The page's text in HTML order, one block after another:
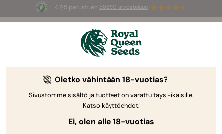
4.7/5 perustuen 58690 arvosteluun
The RQS Blog
Kannabis-lifestyleblogit Lajikkeet ja tuotteet
Oletko vähintään 18-vuotias?
Sivustomme sisältö ja tuotteet on varattu täysi-ikäisille.
Katso käyttöehdot.
Ei, olen alle 18-vuotias